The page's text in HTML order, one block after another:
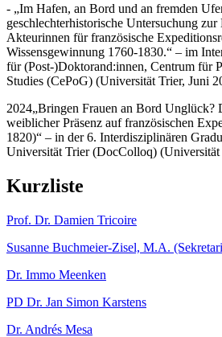
- „Im Hafen, an Bord und an fremden
geschlechterhistorische Untersuchung
Akteurinnen für französische
Wissensgewinnung 1760-1830.“ – im
für (Post-)Doktorand:innen, Centrum für
Studies (CePoG) (Universität Trier, Juni
2024„Bringen Frauen an Bord Unglück?
weiblicher Präsenz auf französischen
1820)“ – in der 6. Interdisziplinären
Universität Trier (DocColloq) (Universität
Kurzliste
Prof. Dr. Damien Tricoire
Susanne Buchmeier-Zisel, M.A.
Dr. Immo Meenken
PD Dr. Jan Simon Karstens
Dr. Andrés Mesa